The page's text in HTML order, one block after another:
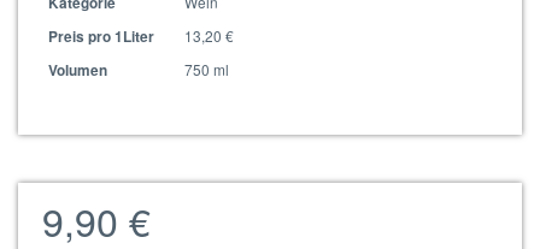
Preis pro 1Liter
13,20 €
Volumen
750 ml
9,90 €